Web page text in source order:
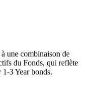
une combinaison de
du Fonds, qui reflète
3 Year bonds.